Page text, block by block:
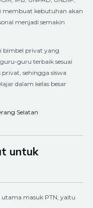
membuat kebutuhan akan
menjadi semakin
bimbel privat yang
guru terbaik sesuai
privat, sehingga siswa
dalam kelas besar
Selatan
untuk
masuk PTN, yaitu